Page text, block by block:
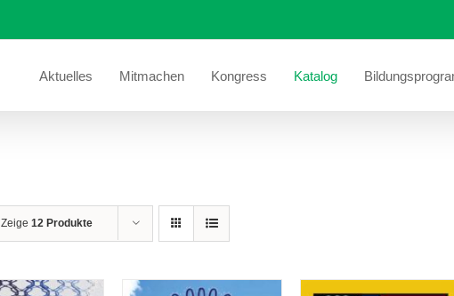
Aktuelles Mitmachen Kongress Katalog
Zeige 12 Produkte